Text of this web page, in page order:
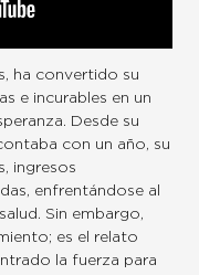
ha convertido su
e incurables en un
Desde su
con un año, su
ingresos
enfrentándose al
Sin embargo,
es el relato
la fuerza para